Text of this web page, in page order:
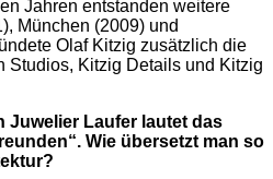
Jahren entstanden weitere
München (2009) und
Olaf Kitzig zusätzlich die
Studios, Kitzig Details und Kitzig
Juwelier Laufer lautet das
Wie übersetzt man so